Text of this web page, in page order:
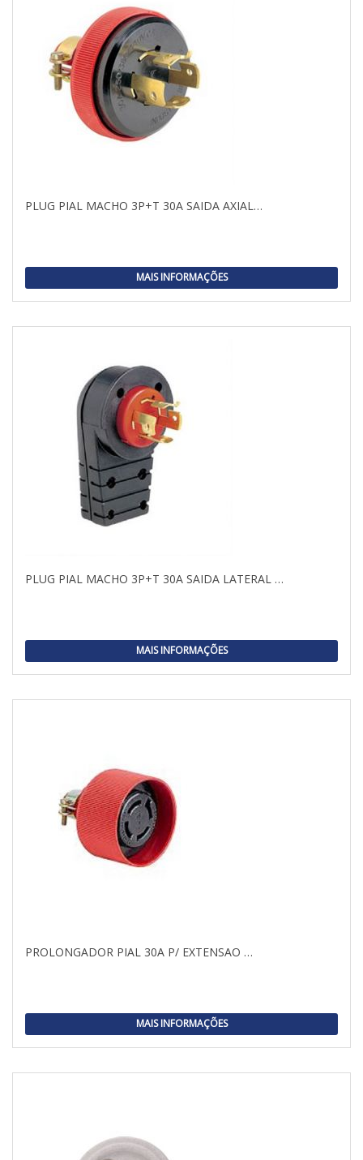
PLUG PIAL MACHO 3P+T 30A SAIDA AXIAL…
MAIS INFORMAÇÕES
PLUG PIAL MACHO 3P+T 30A SAIDA LATERAL …
MAIS INFORMAÇÕES
PROLONGADOR PIAL 30A P/ EXTENSAO …
MAIS INFORMAÇÕES